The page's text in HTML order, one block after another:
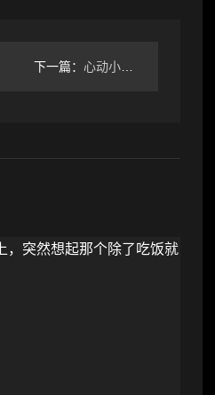
下一篇： 心动小镇小镇背着我们用快速造雪机！